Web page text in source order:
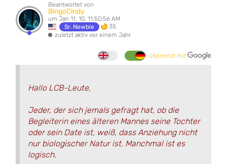
Beantwortet von
BingoCindy
um Jan 11, 10, 11:50:56 AM
Sr. Newbie
35
zuletzt aktiv vor einem Jahr
übersetzt mit
Hallo LCB-Leute,
Jeder, der sich jemals gefragt hat, ob die
Begleiterin eines älteren Mannes seine Tochter
oder sein Date ist, weiß, dass Anziehung nicht
nur biologischer Natur ist. Manchmal ist es
logisch.